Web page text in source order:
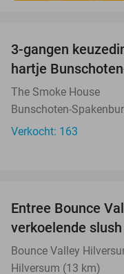
3-gangen
hartje
The Smoke House
Bunschoten-
Verkocht: 163
Entree Bounce
verkoelende
Bounce Valley
Hilversum (13 km)